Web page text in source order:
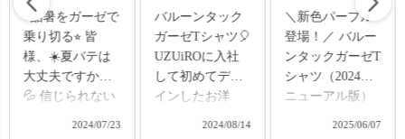
バルーンタック
ガーゼTシャツ🎈
UZUiROに入社
して初めてデザ
インしたお洋
2024/08/14
＼新色パープル
登場！／ バルー
ンタックガーゼT
シャツ（2024リ
ニューアル版）
2025/06/07
🎬写真撮影NGシ
ーン集🎬 「商品
の良さ、ちゃん
と伝えたい！」
そう思って、自
2025/06/14